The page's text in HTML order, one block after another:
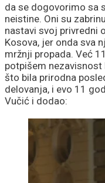
da se dogovorimo sa
neistine. Oni su
nastavi svoj privredni
Kosova, jer onda sva
mržnji propada. Već
potpišem nezavisnost
što bila prirodna
delovanja, i evo 11
Vučić i dodao: